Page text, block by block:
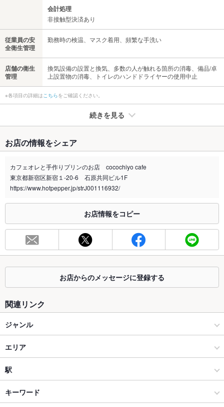
会計処理
非接触型決済あり
従業員の安
全衛生管理
勤務時の検温、マスク着用、頻繁な手洗い
店舗の衛生
管理
換気設備の設置と換気、多数の人が触れる箇所の消毒、備品/卓
上設置物の消毒、トイレのハンドドライヤーの使用中止
※各項目の詳細は こちらをご確認ください。
続きを見る
禁煙・喫煙
全席禁煙
喫煙専用室 なし
合わせください。
お席
容人数
個室 なし
座敷
掘りごたつ
カウンター
ソファー
テラス席
お店の情報をシェア
カフェオレと手作りプリンのお店 cocochiyo cafe
東京都新宿区新宿１-20-6 石原共同ビル1F
https://www.hotpepper.jp/strJ001116932/
お店情報をコピー
お店からのメッセージに登録する
関連リンク
ジャンル
カフェ・スイーツ
カフェ
新宿 × カフェ・スイーツ
エリア
新宿御苑
新宿御苑 × カフェ・スイーツ
駅
新宿御苑前駅
キーワード